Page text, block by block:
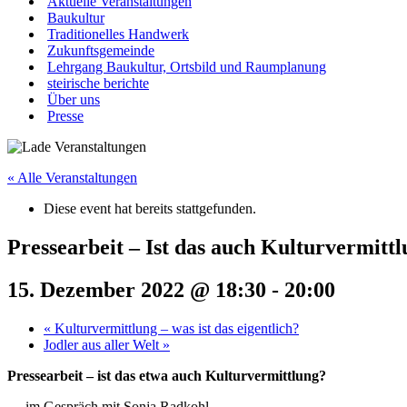
Baukultur
Traditionelles Handwerk
Zukunftsgemeinde
Lehrgang Baukultur, Ortsbild und Raumplanung
steirische berichte
Über uns
Presse
« Alle Veranstaltungen
Diese event hat bereits stattgefunden.
Pressearbeit – Ist das auch
15. Dezember 2022 @ 18:30 - 20:00
« Kulturvermittlung – was ist das eigentlich?
Jodler aus aller Welt »
Pressearbeit – ist das etwa auch Kulturvermittlung?